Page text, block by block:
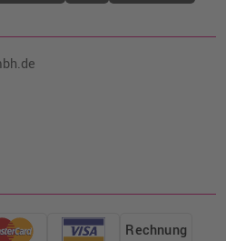
Rechnung